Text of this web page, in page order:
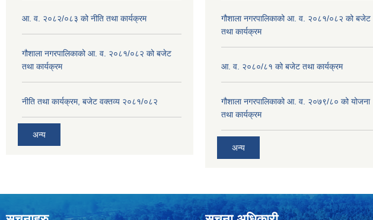
आ. व. २०८२/०८३ को नीति तथा कार्यक्रम
गौशाला नगरपालिकाको आ. व. २०८१/०८२ को बजेट
तथा कार्यक्रम
नीति तथा कार्यक्रम, बजेट वक्तव्य २०८१/०८२
अन्य
गौशाला नगरपालिकाको आ. व. २०८१/०८२ को बजेट
तथा कार्यक्रम
आ. व. २०८०/८१ को बजेट तथा कार्यक्रम
गौशाला नगरपालिकाको आ. व. २०७९/८० को योजना
तथा कार्यक्रम
अन्य